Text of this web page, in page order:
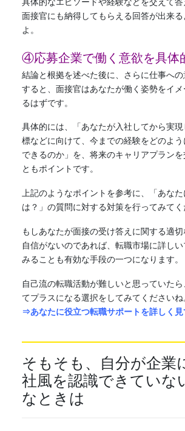
面接官にも納得してもらえる回答が出来
よ。
④応募企業で働く意欲を具体
結論と根拠を述べた後に、さらに仕事へ
すると、面接官はあなたが働く姿勢をイ
るはずです。
具体的には、「あなたが入社してから実現
標などに向けて、今までの経験をどのよ
できるのか」を、将来のキャリアプランを
ともポイントです。
上記のようなポイントを参考に、「あな
は？」の質問に対する対策を行ってみてく
もしあなたが面接の受け答えに関する適
自信がないのであれば、転職市場に詳し
みることも有効な手段の一つになります。
自己流の転職活動が難しいと思っていた
てプラスになる選択をしてみてくださいね
⇒あなたに役立つ転職サポートを詳しく見
そもそも、自分が企業
社風を認識できてい
なときは